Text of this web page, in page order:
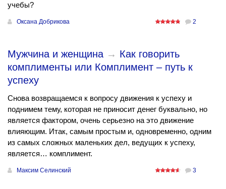
учебы?
Оксана Добрикова 2
Мужчина и женщина → Как говорить
комплименты или Комплимент – путь к
успеху
Снова возвращаемся к вопросу движения к успеху и
поднимем тему, которая не приносит денег буквально, но
является фактором, очень серьезно на это движение
влияющим. Итак, самым простым и, одновременно, одним
из самых сложных маленьких дел, ведущих к успеху,
является… комплимент.
Максим Селинский 3